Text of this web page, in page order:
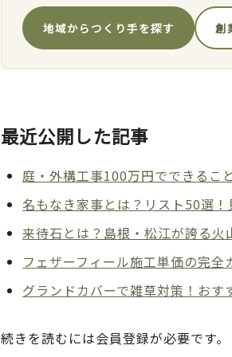
地域からつくり手を探す 創
最近公開した記事
庭・外構工事100万円でできるこ
名もなき家事とは？リスト50選
来待石とは？島根・松江が誇る
フェザーフィール施工単価の完
グランドカバーで雑草対策！お
続きを読むには会員登録が必要です。